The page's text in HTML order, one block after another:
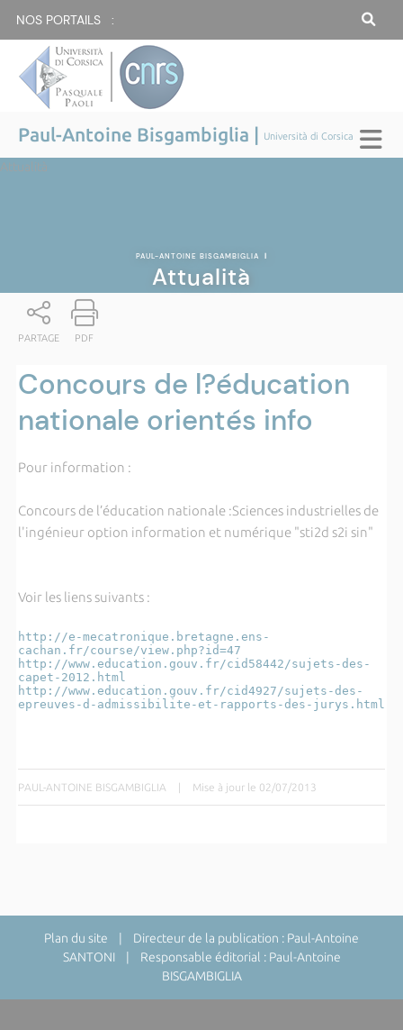
NOS PORTAILS :
Paul-Antoine Bisgambiglia | Università di Corsica
Attualità
PAUL-ANTOINE BISGAMBIGLIA |
Attualità
PARTAGE PDF
Concours de l?éducation
nationale orientés info
Pour information :
Concours de l’éducation nationale :Sciences industrielles de
l'ingénieur option information et numérique "sti2d s2i sin"
Voir les liens suivants :
http://e-mecatronique.bretagne.ens-
cachan.fr/course/view.php?id=47
http://www.education.gouv.fr/cid58442/sujets-des-
capet-2012.html
http://www.education.gouv.fr/cid4927/sujets-des-
epreuves-d-admissibilite-et-rapports-des-jurys.html
PAUL-ANTOINE BISGAMBIGLIA | Mise à jour le 02/07/2013
Plan du site | Directeur de la publication : Paul-Antoine
SANTONI | Responsable éditorial : Paul-Antoine
BISGAMBIGLIA